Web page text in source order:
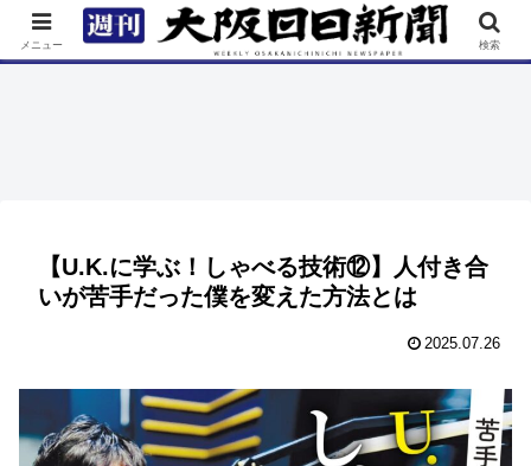
TOP 特集 ニュース 連載 街ネタ イベント
【U.K.に学ぶ！しゃべる技術⑫】人付き合
いが苦手だった僕を変えた方法とは
2025.07.26
メニュー 検索